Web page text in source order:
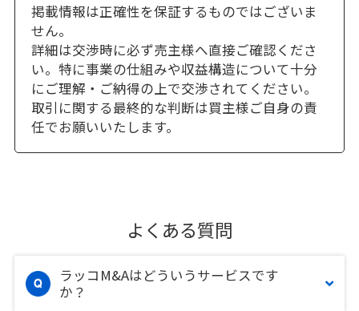
掲載情報は正確性を保証するものではございま
せん。
詳細は交渉時に必ず売主様へ直接ご確認くださ
い。特に事業の仕組みや収益構造について十分
にご理解・ご納得の上で交渉されてください。
取引に関する最終的な判断は買主様ご自身の責
任でお願いいたします。
よくある質問
ラッコM&Aはどういうサービスです
か？